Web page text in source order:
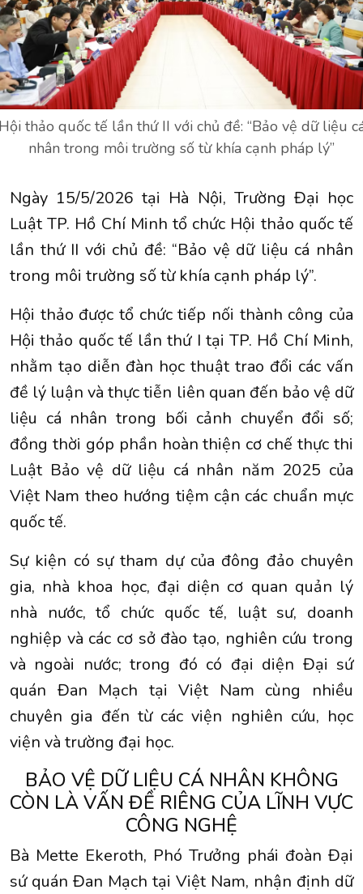
thảo quốc tế lần thứ II với chủ đề: “Bảo vệ dữ liệu
nhân trong môi trường số từ khía cạnh pháp lý”
Ngày 15/5/2026 tại Hà Nội, Trường Đại học
Luật TP. Hồ Chí Minh tổ chức Hội thảo quốc tế
lần thứ II với chủ đề: “Bảo vệ dữ liệu cá nhân
trong môi trường số từ khía cạnh pháp lý”.
Hội thảo được tổ chức tiếp nối thành công của
Hội thảo quốc tế lần thứ I tại TP. Hồ Chí Minh,
nhằm tạo diễn đàn học thuật trao đổi các vấn
đề lý luận và thực tiễn liên quan đến bảo vệ dữ
liệu cá nhân trong bối cảnh chuyển đổi số;
đồng thời góp phần hoàn thiện cơ chế thực thi
Luật Bảo vệ dữ liệu cá nhân năm 2025 của
Việt Nam theo hướng tiệm cận các chuẩn mực
quốc tế.
Sự kiện có sự tham dự của đông đảo chuyên
gia, nhà khoa học, đại diện cơ quan quản lý
nhà nước, tổ chức quốc tế, luật sư, doanh
nghiệp và các cơ sở đào tạo, nghiên cứu trong
và ngoài nước; trong đó có đại diện Đại sứ
quán Đan Mạch tại Việt Nam cùng nhiều
chuyên gia đến từ các viện nghiên cứu, học
viện và trường đại học.
BẢO VỆ DỮ LIỆU CÁ NHÂN KHÔNG
CÒN LÀ VẤN ĐỀ RIÊNG CỦA LĨNH VỰC
CÔNG NGHỆ
Bà Mette Ekeroth, Phó Trưởng phái đoàn Đại
sứ quán Đan Mạch tại Việt Nam, nhận định dữ